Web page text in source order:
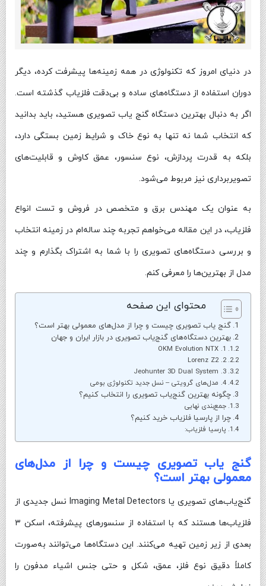
در دنیای امروز که تکنولوژی در همه زمینه‌ها پیشرفت کرده، دیگر
دوران استفاده از دستگاه‌های ساده و بی‌دقت فلزیاب گذشته است.
اگر به دنبال بهترین دستگاه گنج یاب تصویری هستید، باید بدانید
که انتخاب شما نه تنها به نوع خاک و شرایط زمین بستگی دارد،
بلکه به قدرت پردازش، نوع سنسور، عمق کاوش و قابلیت‌های
تصویربرداری نیز مربوط می‌شود.
به عنوان یک مهندس برق و متخصص در فروش و تست انواع
فلزیاب، در این مقاله می‌خواهم تجربه چند ساله‌ام در زمینه انتخاب
و بررسی دستگاه‌های تصویری را با شما به اشتراک بگذارم و چند
مدل از بهترین‌ها را معرفی کنم.
محتوای این صفحه
گنج یاب تصویری چیست و چرا از مدل‌های معمولی بهتر است؟
بهترین دستگاه‌های گنج‌یاب تصویری در بازار ایران و جهان
1. OKM Evolution NTX
2. Lorenz Z2
3. Jeohunter 3D Dual System
4. مدل‌های گرویتی – نسل جدید تکنولوژی بومی
چگونه بهترین گنج‌یاب تصویری را انتخاب کنیم؟
جمع‌بندی نهایی
چرا از پارسیا فلزیاب خرید کنیم؟
پارسیا فلزیاب:
گنج یاب تصویری چیست و چرا از مدل‌های
معمولی بهتر است؟
گنج‌یاب‌های تصویری یا Imaging Metal Detectors نسل جدیدی از
فلزیاب‌ها هستند که با استفاده از سنسورهای پیشرفته، اسکن ۳
بعدی از زیر زمین تهیه می‌کنند. این دستگاه‌ها می‌توانند به‌صورت
کاملاً دقیق نوع فلز، عمق، شکل و حتی جنس اشیاء مدفون را